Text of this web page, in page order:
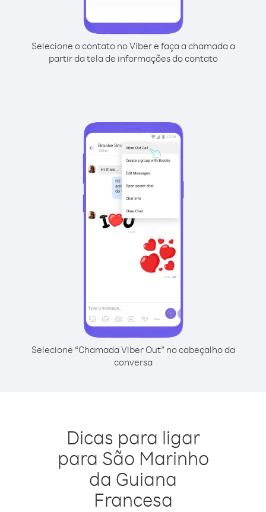
Selecione o contato no Viber e faça a chamada a
partir da tela de informações do contato
Selecione “Chamada Viber Out” no cabeçalho da
conversa
Dicas para ligar
para São Marinho
da Guiana
Francesa